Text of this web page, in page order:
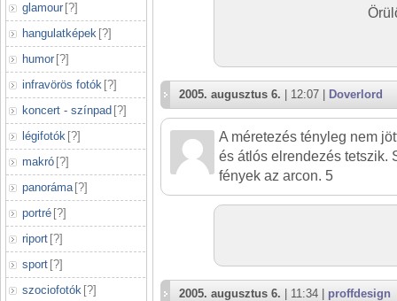
glamour [?]
hangulatképek [?]
humor [?]
infravörös fotók [?]
koncert - színpad [?]
légifotók [?]
makró [?]
panoráma [?]
portré [?]
riport [?]
sport [?]
szociofotók [?]
2005. augusztus 6. | 12:07 | Doverlord
A méretezés tényleg nem
és átlós elrendezés tetszik.
fények az arcon. 5
2005. augusztus 6. | 11:34 | proffdesign